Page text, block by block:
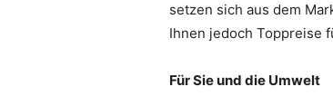
setzen sich aus dem
Ihnen jedoch Toppreise
Für Sie und die Umwelt